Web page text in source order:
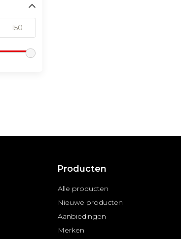
Producten
Alle producten
Nieuwe producten
Aanbiedingen
Merken